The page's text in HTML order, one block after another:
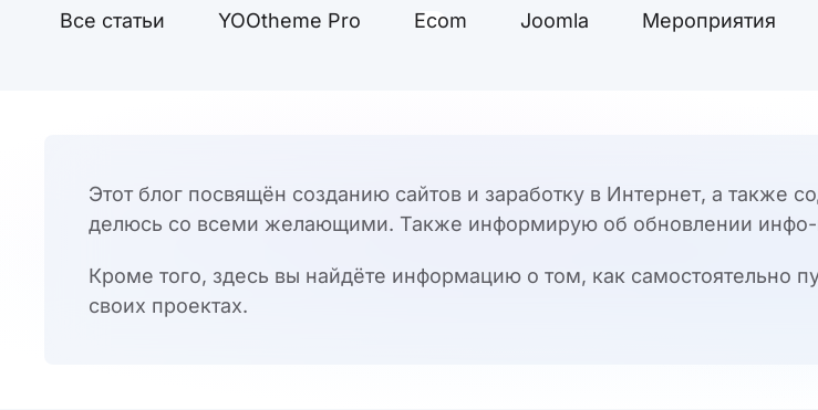
Все статьи YOOtheme Pro Ecom Joomla Мероприятия
Этот блог посвящён созданию сайтов и заработку в Интернет, а также
делюсь со всеми желающими. Также информирую об обновлении инфо-
Кроме того, здесь вы найдёте информацию о том, как самостоятельно
своих проектах.